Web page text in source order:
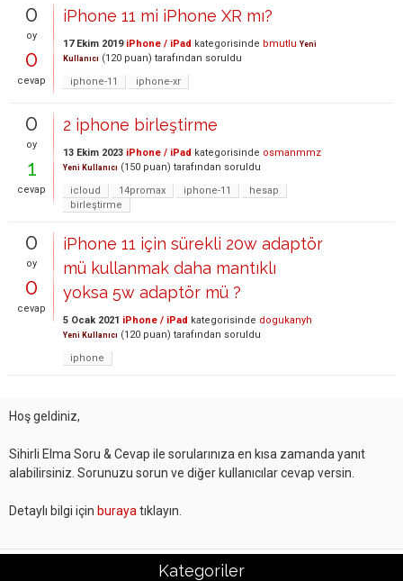
0
oy
0
cevap
iPhone 11 mi iPhone XR mı?
17 Ekim 2019 iPhone / iPad kategorisinde bmutlu Yeni
Kullanıcı (120 puan) tarafından soruldu
iphone-11
iphone-xr
0
oy
1
cevap
2 iphone birleştirme
13 Ekim 2023 iPhone / iPad kategorisinde osmanmmz
Yeni Kullanıcı (150 puan) tarafından soruldu
icloud
14promax iphone-11
hesap
birleştirme
0
oy
0
cevap
iPhone 11 için sürekli 20w adaptör
mü kullanmak daha mantıklı
yoksa 5w adaptör mü ?
5 Ocak 2021 iPhone / iPad kategorisinde dogukanyh
Yeni Kullanıcı (120 puan) tarafından soruldu
iphone
Hoş geldiniz,
Sihirli Elma Soru & Cevap ile sorularınıza en kısa zamanda yanıt
alabilirsiniz. Sorunuzu sorun ve diğer kullanıcılar cevap versin.
Detaylı bilgi için buraya tıklayın.
Kategoriler